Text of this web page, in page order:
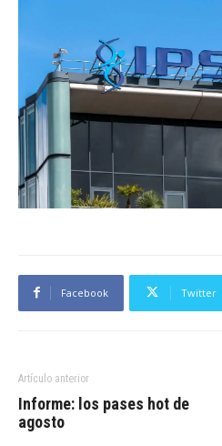
Facebook Twitter
Artículo anterior
Informe: los pases hot de
agosto